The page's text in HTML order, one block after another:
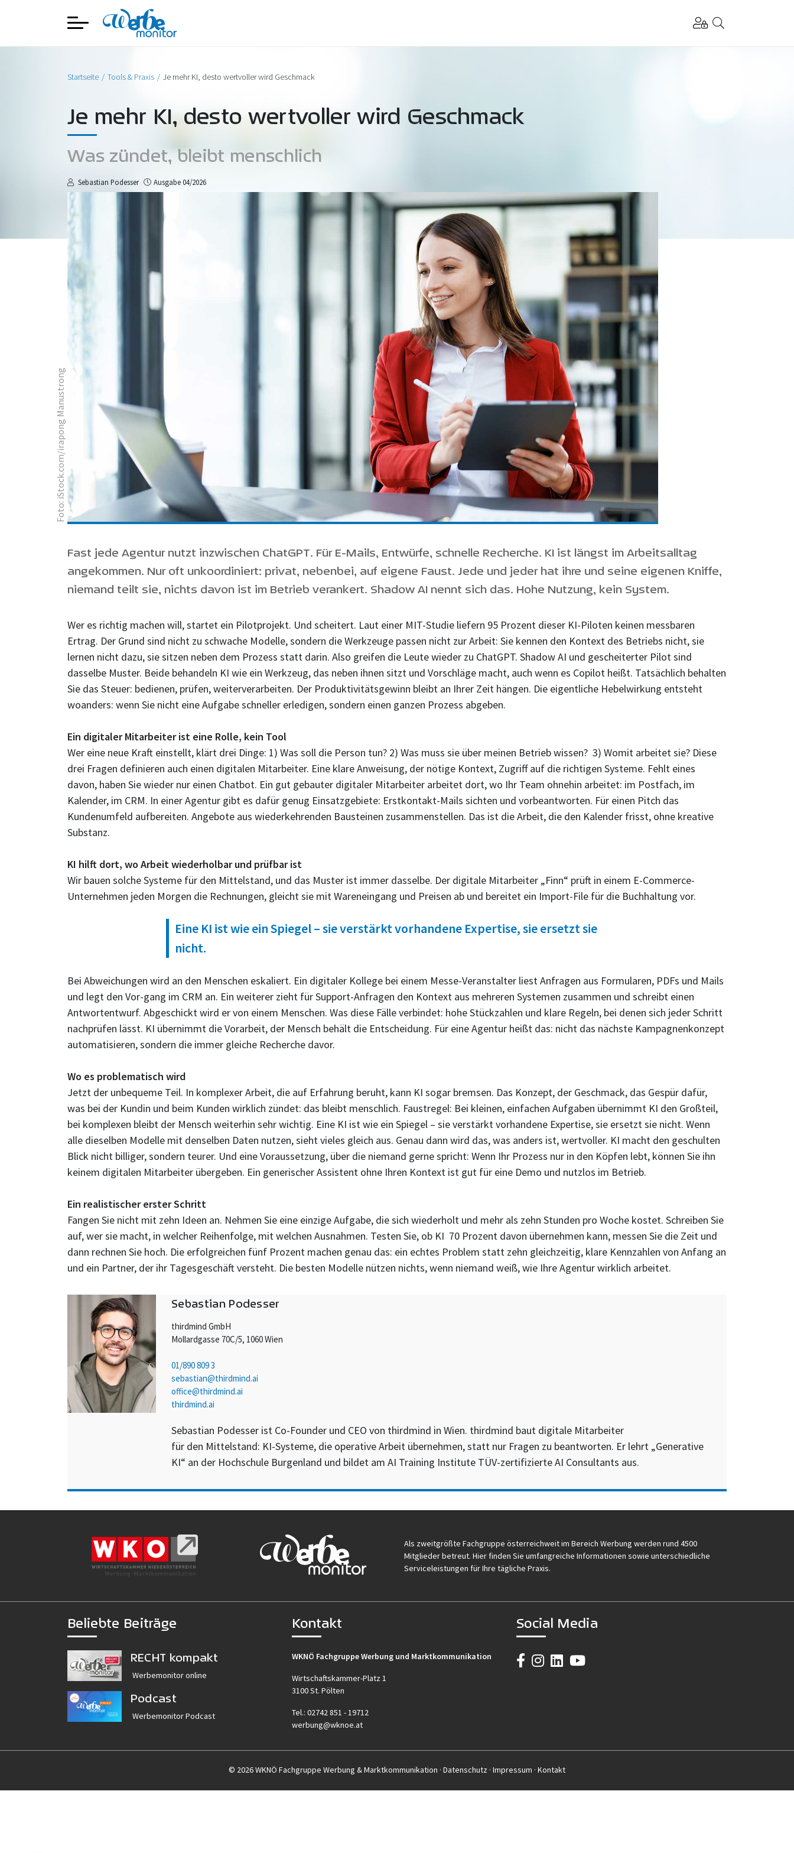
Startseite Tools & Praxis Je mehr KI, desto wertvoller wird Geschmack
Je mehr KI, desto wertvoller wird Geschmack
Was zündet, bleibt menschlich
Sebastian Podesser Ausgabe 04/2026
Foto: iStock.com/irapong Manustrong
Fast jede Agentur nutzt inzwischen ChatGPT. Für E-Mails, Entwürfe, schnelle Recherche. KI ist längst im Arbeitsalltag
angekommen. Nur oft unkoordiniert: privat, nebenbei, auf eigene Faust. Jede und jeder hat ihre und seine eigenen Kniffe,
niemand teilt sie, nichts davon ist im Betrieb verankert. Shadow AI nennt sich das. Hohe Nutzung, kein System.
Wer es richtig machen will, startet ein Pilotprojekt. Und scheitert. Laut einer MIT-Studie liefern 95 Prozent dieser KI-Piloten keinen messbaren
Ertrag. Der Grund sind nicht zu schwache Modelle, sondern die Werkzeuge passen nicht zur Arbeit: Sie kennen den Kontext des Betriebs nicht, sie
lernen nicht dazu, sie sitzen neben dem Prozess statt darin. Also greifen die Leute wieder zu ChatGPT. Shadow AI und gescheiterter Pilot sind
dasselbe Muster. Beide behandeln KI wie ein Werkzeug, das neben ihnen sitzt und Vorschläge macht, auch wenn es Copilot heißt. Tatsächlich behalten
Sie das Steuer: bedienen, prüfen, weiterverarbeiten. Der Produktivitätsgewinn bleibt an Ihrer Zeit hängen. Die eigentliche Hebelwirkung entsteht
woanders: wenn Sie nicht eine Aufgabe schneller erledigen, sondern einen ganzen Prozess abgeben.
Ein digitaler Mitarbeiter ist eine Rolle, kein Tool
Wer eine neue Kraft einstellt, klärt drei Dinge: 1) Was soll die Person tun? 2) Was muss sie über meinen Betrieb wissen? 3) Womit arbeitet sie? Diese
drei Fragen definieren auch einen digitalen Mitarbeiter. Eine klare Anweisung, der nötige Kontext, Zugriff auf die richtigen Systeme. Fehlt eines
davon, haben Sie wieder nur einen Chatbot. Ein gut gebauter digitaler Mitarbeiter arbeitet dort, wo Ihr Team ohnehin arbeitet: im Postfach, im
Kalender, im CRM. In einer Agentur gibt es dafür genug Einsatzgebiete: Erstkontakt-Mails sichten und vorbeantworten. Für einen Pitch das
Kundenumfeld aufbereiten. Angebote aus wiederkehrenden Bausteinen zusammenstellen. Das ist die Arbeit, die den Kalender frisst, ohne kreative
Substanz.
KI hilft dort, wo Arbeit wiederholbar und prüfbar ist
Wir bauen solche Systeme für den Mittelstand, und das Muster ist immer dasselbe. Der digitale Mitarbeiter „Finn“ prüft in einem E-Commerce-
Unternehmen jeden Morgen die Rechnungen, gleicht sie mit Wareneingang und Preisen ab und bereitet ein Import-File für die Buchhaltung vor.
Eine KI ist wie ein Spiegel – sie verstärkt vorhandene Expertise, sie ersetzt sie
nicht.
Bei Abweichungen wird an den Menschen eskaliert. Ein digitaler Kollege bei einem Messe-Veranstalter liest Anfragen aus Formularen, PDFs und Mails
und legt den Vor-gang im CRM an. Ein weiterer zieht für Support-Anfragen den Kontext aus mehreren Systemen zusammen und schreibt einen
Antwortentwurf. Abgeschickt wird er von einem Menschen. Was diese Fälle verbindet: hohe Stückzahlen und klare Regeln, bei denen sich jeder Schritt
nachprüfen lässt. KI übernimmt die Vorarbeit, der Mensch behält die Entscheidung. Für eine Agentur heißt das: nicht das nächste Kampagnenkonzept
automatisieren, sondern die immer gleiche Recherche davor.
Wo es problematisch wird
Jetzt der unbequeme Teil. In komplexer Arbeit, die auf Erfahrung beruht, kann KI sogar bremsen. Das Konzept, der Geschmack, das Gespür dafür,
was bei der Kundin und beim Kunden wirklich zündet: das bleibt menschlich. Faustregel: Bei kleinen, einfachen Aufgaben übernimmt KI den Großteil,
bei komplexen bleibt der Mensch weiterhin sehr wichtig. Eine KI ist wie ein Spiegel – sie verstärkt vorhandene Expertise, sie ersetzt sie nicht. Wenn
alle dieselben Modelle mit denselben Daten nutzen, sieht vieles gleich aus. Genau dann wird das, was anders ist, wertvoller. KI macht den geschulten
Blick nicht billiger, sondern teurer. Und eine Voraussetzung, über die niemand gerne spricht: Wenn Ihr Prozess nur in den Köpfen lebt, können Sie ihn
keinem digitalen Mitarbeiter übergeben. Ein generischer Assistent ohne Ihren Kontext ist gut für eine Demo und nutzlos im Betrieb.
Ein realistischer erster Schritt
Fangen Sie nicht mit zehn Ideen an. Nehmen Sie eine einzige Aufgabe, die sich wiederholt und mehr als zehn Stunden pro Woche kostet. Schreiben Sie
auf, wer sie macht, in welcher Reihenfolge, mit welchen Ausnahmen. Testen Sie, ob KI 70 Prozent davon übernehmen kann, messen Sie die Zeit und
dann rechnen Sie hoch. Die erfolgreichen fünf Prozent machen genau das: ein echtes Problem statt zehn gleichzeitig, klare Kennzahlen von Anfang an
und ein Partner, der ihr Tagesgeschäft versteht. Die besten Modelle nützen nichts, wenn niemand weiß, wie Ihre Agentur wirklich arbeitet.
Sebastian Podesser
thirdmind GmbH
Mollardgasse 70C/5, 1060 Wien
01/890 809 3
sebastian@thirdmind.ai
office@thirdmind.ai
thirdmind.ai
Sebastian Podesser ist Co-Founder und CEO von thirdmind in Wien. thirdmind baut digitale Mitarbeiter
für den Mittelstand: KI-Systeme, die operative Arbeit übernehmen, statt nur Fragen zu beantworten. Er lehrt „Generative
KI“ an der Hochschule Burgenland und bildet am AI Training Institute TÜV-zertifizierte AI Consultants aus.
Als zweitgrößte Fachgruppe österreichweit im Bereich Werbung werden rund 4500
Mitglieder betreut. Hier finden Sie umfangreiche Informationen sowie unterschiedliche
Serviceleistungen für Ihre tägliche Praxis.
Beliebte Beiträge
RECHT kompakt
Werbemonitor online
Podcast
Werbemonitor Podcast
Kontakt
WKNÖ Fachgruppe Werbung und Marktkommunikation
Wirtschaftskammer-Platz 1
3100 St. Pölten
Tel.: 02742 851 - 19712
werbung@wknoe.at
Social Media
© 2026 WKNÖ Fachgruppe Werbung & Marktkommunikation · Datenschutz · Impressum · Kontakt